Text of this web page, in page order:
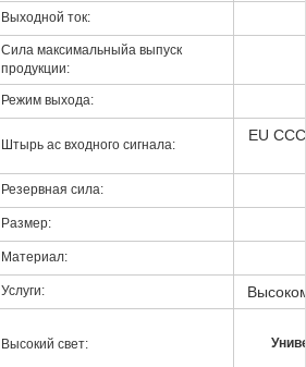
Выходной ток:
Сила максимальныйа выпуск
продукции:
Режим выхода:
Штырь ac входного сигнала:
EU
Резервная сила:
Размер:
Материал:
Услуги:
Высокий свет: